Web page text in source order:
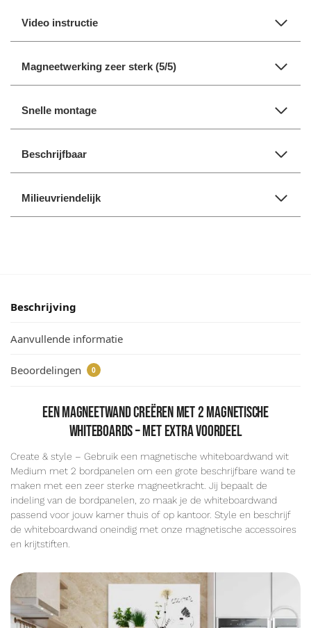
Video instructie
Magneetwerking zeer sterk (5/5)
Snelle montage
Beschrijfbaar
Milieuvriendelijk
Beschrijving
Aanvullende informatie
Beoordelingen 0
een magneetwand creëren met 2 magnetische
whiteboards – met extra voordeel
Create & style – Gebruik een magnetische whiteboardwand wit
Medium met 2 bordpanelen om een grote beschrijfbare wand te
maken met een zeer sterke magneetkracht. Jij bepaalt de
indeling van de bordpanelen, zo maak je de whiteboardwand
passend voor jouw kamer thuis of op kantoor. Style en beschrijf
de whiteboardwand oneindig met onze magnetische accessoires
en krijtstiften.